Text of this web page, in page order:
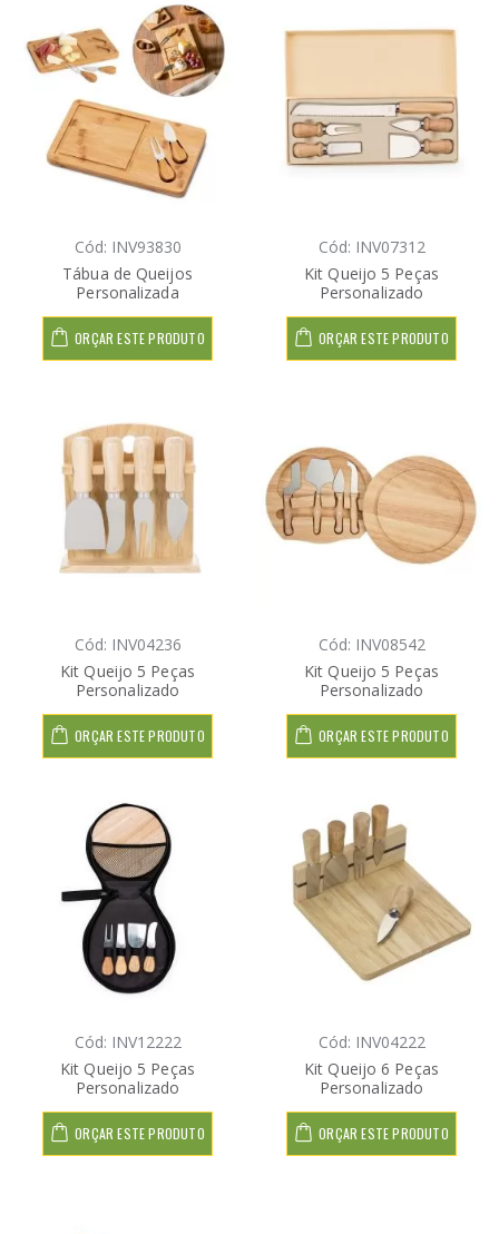
Cód: INV93830
Tábua de Queijos
Personalizada
ORÇAR ESTE PRODUTO
Cód: INV07312
Kit Queijo 5 Peças
Personalizado
ORÇAR ESTE PRODUTO
Cód: INV04236
Kit Queijo 5 Peças
Personalizado
ORÇAR ESTE PRODUTO
Cód: INV08542
Kit Queijo 5 Peças
Personalizado
ORÇAR ESTE PRODUTO
Cód: INV12222
Kit Queijo 5 Peças
Personalizado
ORÇAR ESTE PRODUTO
Cód: INV04222
Kit Queijo 6 Peças
Personalizado
ORÇAR ESTE PRODUTO